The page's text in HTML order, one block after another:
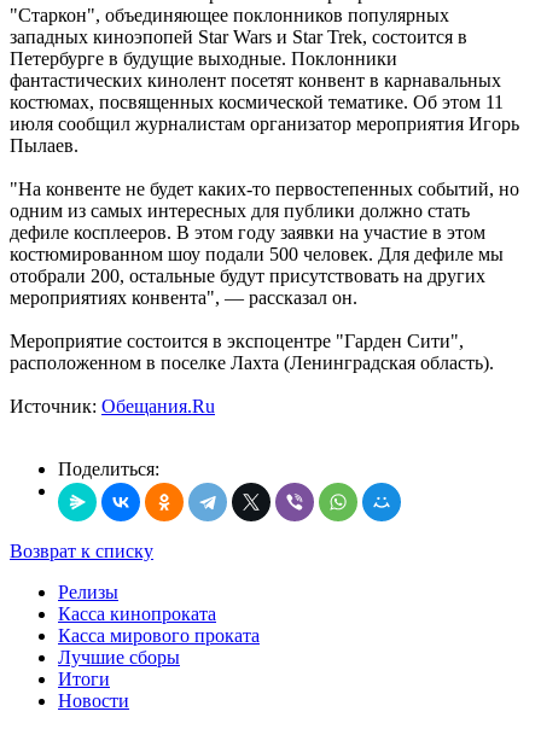
"Старкон", объединяющее поклонников популярных
западных киноэпопей Star Wars и Star Trek, состоится в
Петербурге в будущие выходные. Поклонники
фантастических кинолент посетят конвент в карнавальных
костюмах, посвященных космической тематике. Об этом 11
июля сообщил журналистам организатор мероприятия Игорь
Пылаев.
"На конвенте не будет каких-то первостепенных событий, но
одним из самых интересных для публики должно стать
дефиле косплееров. В этом году заявки на участие в этом
костюмированном шоу подали 500 человек. Для дефиле мы
отобрали 200, остальные будут присутствовать на других
мероприятиях конвента", — рассказал он.
Мероприятие состоится в экспоцентре "Гарден Сити",
расположенном в поселке Лахта (Ленинградская область).
Источник: Обещания.Ru
Поделиться:
Возврат к списку
Релизы
Касса кинопроката
Касса мирового проката
Лучшие сборы
Итоги
Новости